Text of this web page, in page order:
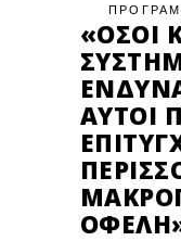
«ΌΣΟΙ
ΑΥΤΟΊ